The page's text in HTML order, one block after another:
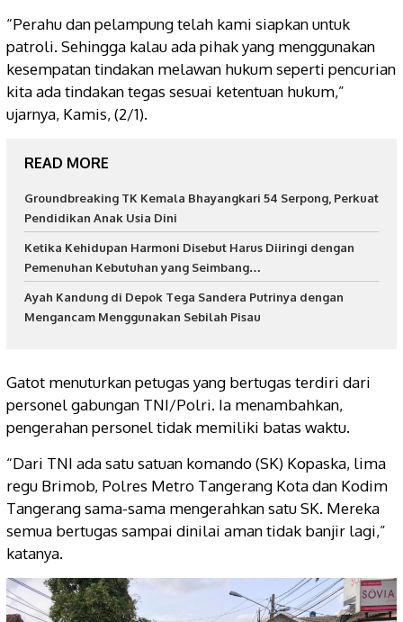
“Perahu dan pelampung telah kami siapkan untuk
patroli. Sehingga kalau ada pihak yang menggunakan
kesempatan tindakan melawan hukum seperti pencurian
kita ada tindakan tegas sesuai ketentuan hukum,”
ujarnya, Kamis, (2/1).
READ MORE
Groundbreaking TK Kemala Bhayangkari 54 Serpong, Perkuat
Pendidikan Anak Usia Dini
Ketika Kehidupan Harmoni Disebut Harus Diiringi dengan
Pemenuhan Kebutuhan yang Seimbang…
Ayah Kandung di Depok Tega Sandera Putrinya dengan
Mengancam Menggunakan Sebilah Pisau
Gatot menuturkan petugas yang bertugas terdiri dari
personel gabungan TNI/Polri. Ia menambahkan,
pengerahan personel tidak memiliki batas waktu.
“Dari TNI ada satu satuan komando (SK) Kopaska, lima
regu Brimob, Polres Metro Tangerang Kota dan Kodim
Tangerang sama-sama mengerahkan satu SK. Mereka
semua bertugas sampai dinilai aman tidak banjir lagi,”
katanya.